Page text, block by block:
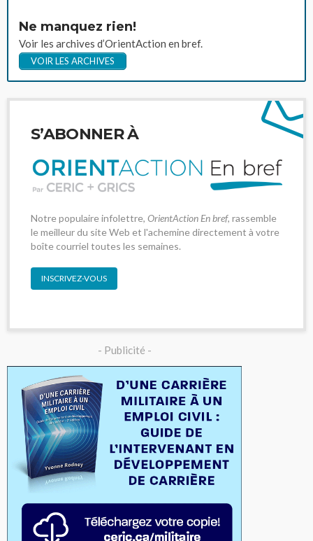
Ne manquez rien!
Voir les archives d’OrientAction en bref.
VOIR LES ARCHIVES
S’ABONNER À
Notre populaire infolettre, OrientAction En bref, rassemble
le meilleur du site Web et l'achemine directement à votre
boîte courriel toutes les semaines.
INSCRIVEZ-VOUS
- Publicité -